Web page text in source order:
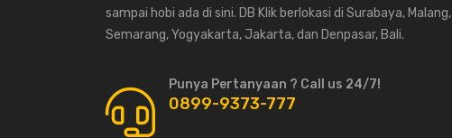
sampai hobi ada di sini. DB Klik berlokasi di Surabaya, Malang,
Semarang, Yogyakarta, Jakarta, dan Denpasar, Bali.
Punya Pertanyaan ? Call us 24/7!
0899-9373-777